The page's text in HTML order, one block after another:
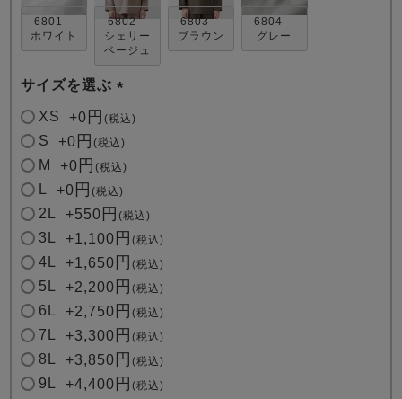
売れ筋ランキング
すべてのデザインのパジャマ一覧はこちら
6801
ホワイト
6802
シェリー
ベージュ
6803
ブラウン
6804
グレー
サイズを選ぶ
(
)
XS +0 税込
S +0 税込
M +0 税込
+0 税込
2L +550 税込
3L +1,100 税込
4L +1,650 税込
5L +2,200 税込
6L +2,750 税込
7L +3,300 税込
8L +3,850 税込
9L +4,400 税込